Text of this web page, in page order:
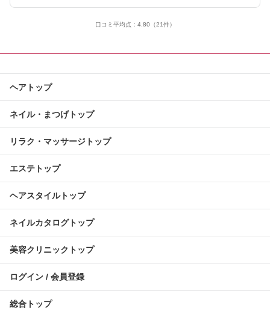
口コミ平均点： 4.80 （21件）
ヘアトップ
ネイル・まつげトップ
リラク・マッサージトップ
エステトップ
ヘアスタイルトップ
ネイルカタログトップ
美容クリニックトップ
ログイン / 会員登録
総合トップ